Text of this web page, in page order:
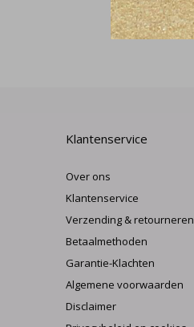
Klantenservice
Over ons
Klantenservice
Verzending & retourneren
Betaalmethoden
Garantie-Klachten
Algemene voorwaarden
Disclaimer